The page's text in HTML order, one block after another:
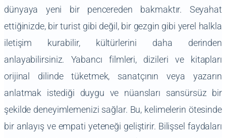
dünyaya yeni bir pencereden bakmaktır. Seyahat
ettiğinizde, bir turist gibi değil, bir gezgin gibi yerel halkla
iletişim kurabilir, kültürlerini daha derinden
anlayabilirsiniz. Yabancı filmleri, dizileri ve kitapları
orijinal dilinde tüketmek, sanatçının veya yazarın
anlatmak istediği duygu ve nüansları sansürsüz bir
şekilde deneyimlemenizi sağlar. Bu, kelimelerin ötesinde
bir anlayış ve empati yeteneği geliştirir. Bilişsel faydaları